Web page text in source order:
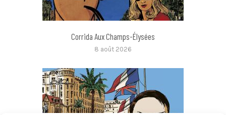
Corrida Aux Champs-Élysées
8 août 2026